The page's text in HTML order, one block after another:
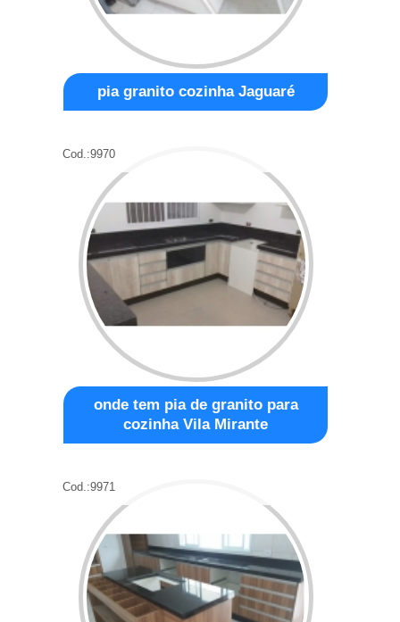
pia granito cozinha Jaguaré
Cod.:9970
onde tem pia de granito para
cozinha Vila Mirante
Cod.:9971